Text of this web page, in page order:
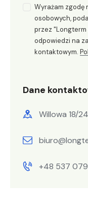
Wyrażam zgodę
osobowych,
przez "Longterm
odpowiedzi na
kontaktowym.
Dane
Willowa 18/
+48 537